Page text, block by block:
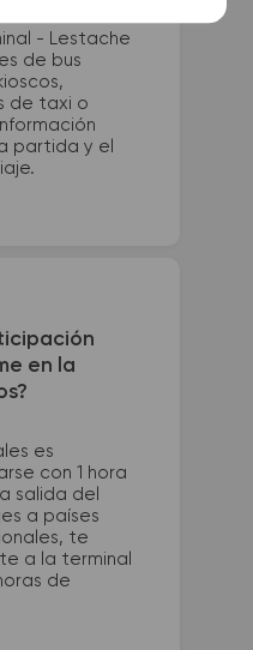
- Lestache
de bus
de taxi o
partida y el
en la
es
con 1 hora
salida del
a países
te
a la terminal
de